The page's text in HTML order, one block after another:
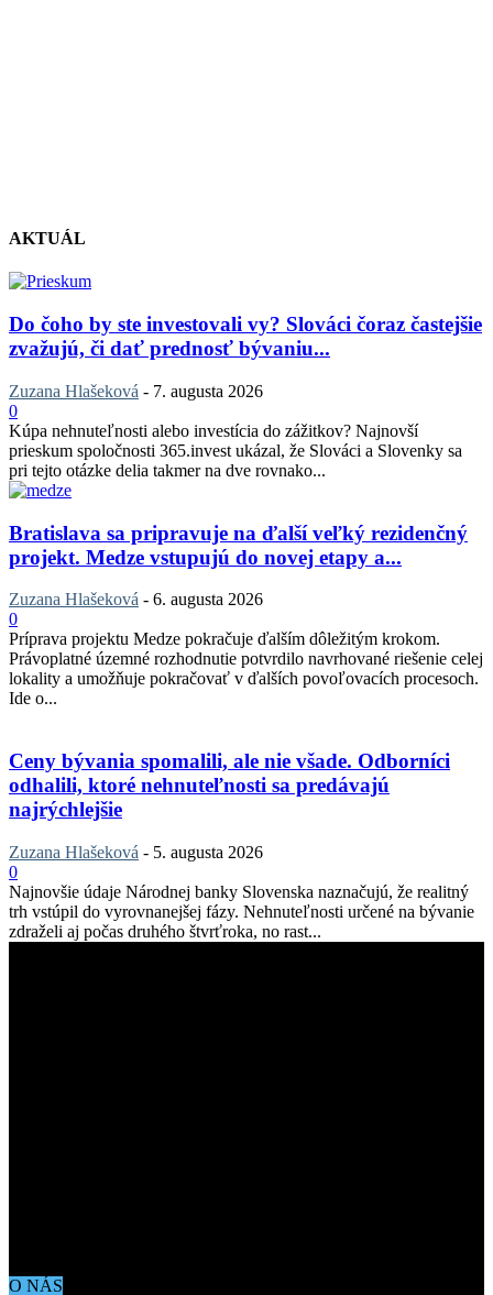
AKTUÁL
Do čoho by ste investovali vy? Slováci čoraz častejšie
zvažujú, či dať prednosť bývaniu...
Zuzana Hlašeková - 7. augusta 2026
0
Kúpa nehnuteľnosti alebo investícia do zážitkov? Najnovší
prieskum spoločnosti 365.invest ukázal, že Slováci a Slovenky sa
pri tejto otázke delia takmer na dve rovnako...
Bratislava sa pripravuje na ďalší veľký rezidenčný
projekt. Medze vstupujú do novej etapy a...
Zuzana Hlašeková - 6. augusta 2026
0
Príprava projektu Medze pokračuje ďalším dôležitým krokom.
Právoplatné územné rozhodnutie potvrdilo navrhované riešenie celej
lokality a umožňuje pokračovať v ďalších povoľovacích procesoch.
Ide o...
Ceny bývania spomalili, ale nie všade. Odborníci
odhalili, ktoré nehnuteľnosti sa predávajú
najrýchlejšie
Zuzana Hlašeková - 5. augusta 2026
0
Najnovšie údaje Národnej banky Slovenska naznačujú, že realitný
trh vstúpil do vyrovnanejšej fázy. Nehnuteľnosti určené na bývanie
zdraželi aj počas druhého štvrťroka, no rast...
O NÁS